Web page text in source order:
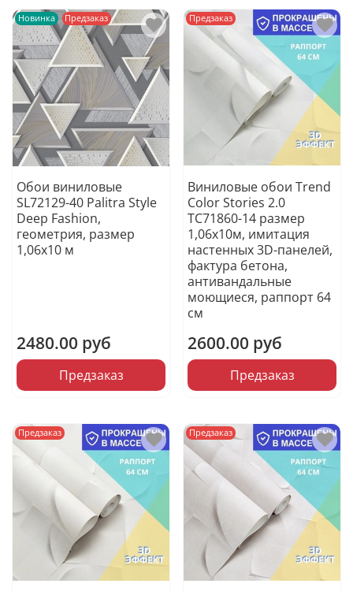
Новинка Предзаказ
Обои виниловые
SL72129-40 Palitra Style
Deep Fashion,
геометрия, размер
1,06х10 м
2480.00 руб
Предзаказ
Предзаказ
Виниловые обои Trend
Color Stories 2.0
TC71860-14 размер
1,06х10м, имитация
настенных 3D-панелей,
фактура бетона,
антивандальные
моющиеся, раппорт 64
см
2600.00 руб
Предзаказ
Предзаказ Предзаказ